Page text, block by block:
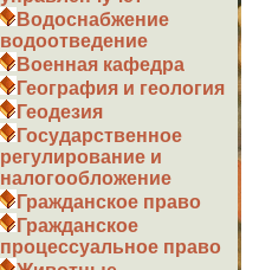
Водоснабжение
водоотведение
Военная кафедра
География и геология
Геодезия
Государственное
регулирование и
налогообложение
Гражданское право
Гражданское
процессуальное право